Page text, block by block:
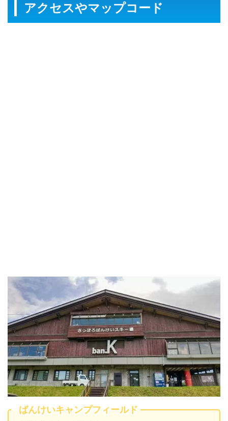
アクセスやマップコード
ばんけいキャンプフィールド